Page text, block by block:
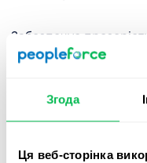
Згода
Ця веб-сторінка
Забезпечує
транскордонних
Завдяки
використовувати